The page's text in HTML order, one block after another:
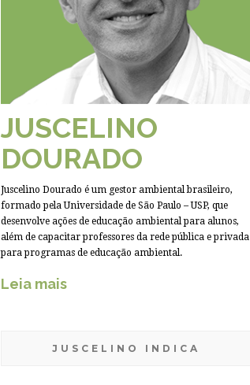
JUSCELINO
DOURADO
Juscelino Dourado é um gestor ambiental brasileiro,
formado pela Universidade de São Paulo – USP, que
desenvolve ações de educação ambiental para alunos,
além de capacitar professores da rede pública e privada
para programas de educação ambiental.
Leia mais
JUSCELINO INDICA